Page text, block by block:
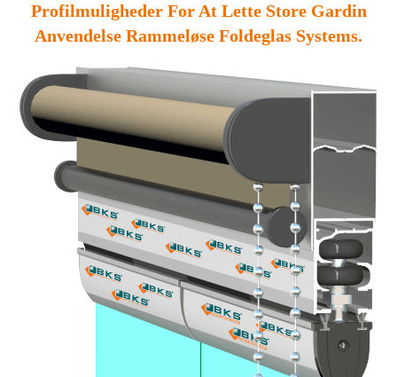
Profilmuligheder For At Lette Store Gardin
Anvendelse Rammeløse Foldeglas Systems.